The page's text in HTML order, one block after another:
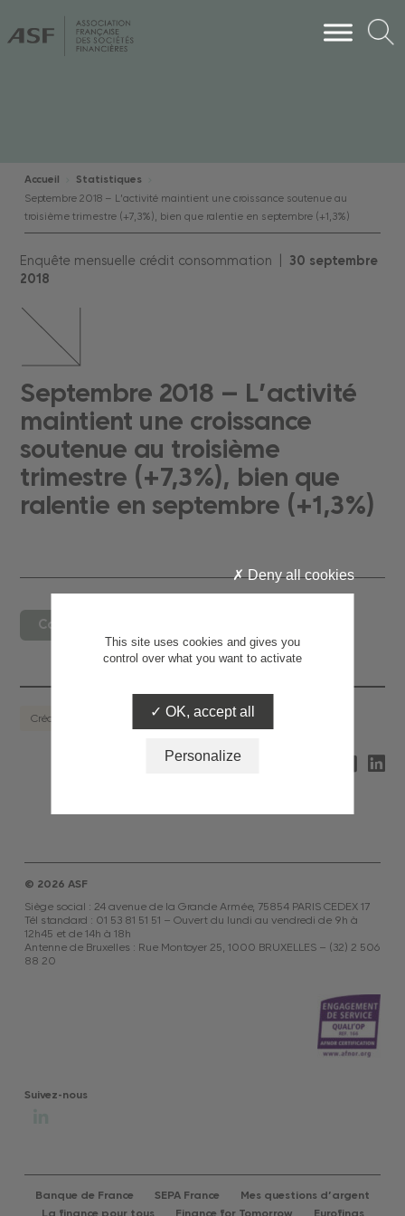
Accueil
Statistiques
Septembre 2018 – L’activité maintient une croissance soutenue au
troisième trimestre (+7,3%), bien que ralentie en septembre (+1,3%)
Enquête mensuelle crédit consommation |30 septembre
2018
Septembre 2018 – L’activité
maintient une croissance
soutenue au troisième
trimestre (+7,3%), bien que
ralentie en septembre (+1,3%)
Consulter le document
Crédit à la consommation
© 2026 ASF
Siège social : 24 avenue de la Grande Armée, 75854 PARIS CEDEX 17
Tél standard : 01 53 81 51 51 – Ouvert du lundi au vendredi de 9h à
12h45 et de 14h à 18h
Antenne de Bruxelles : Rue Montoyer 25, 1000 BRUXELLES – (32) 2 506
88 20
Suivez-nous
Banque de France SEPA France
Mes questions d’argent
La finance pour tous
Finance for Tomorrow Eurofinas
This site uses cookies and gives you
control over what you want to activate
OK, accept all
Deny all cookies
Personalize